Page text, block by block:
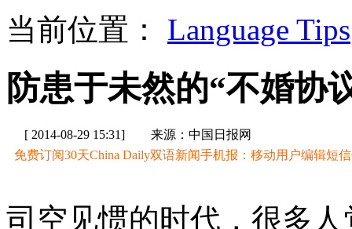
当前位置： Language Tips
防患于未然的“不婚协
[ 2014-08-29 15:31]
来源：中国日报网
免费订阅30天China Daily双语新闻手机报：移动用户编辑短信
司空见惯的时代，很多